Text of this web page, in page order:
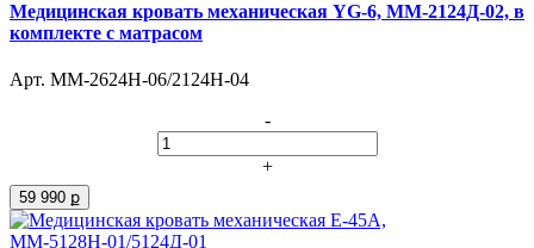
Медицинская кровать механическая YG-6, ММ-2124Д-02, в
комплекте с матрасом
Арт. ММ-2624Н-06/2124Н-04
-
+
59 990 ք